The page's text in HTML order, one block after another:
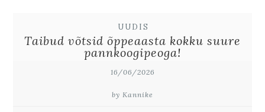
UUDIS
Taibud võtsid õppeaasta kokku suure
pannkoogipeoga!
16/06/2026
by Kannike